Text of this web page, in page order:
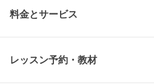
料金とサービス
レッスン予約・教材